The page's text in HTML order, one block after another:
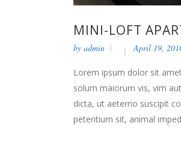
MINI-LOFT
by admin April 19,
Lorem ipsum dolor sit
solum maiorum vis, vim
dicta, ut aeterno suscipit
petentium sit, animal